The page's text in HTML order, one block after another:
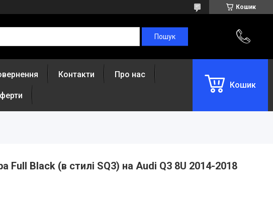
Кошик
Контакти Про нас
Кошик
Full Black (в стилі SQ3) на Audi Q3 8U 2014-2018